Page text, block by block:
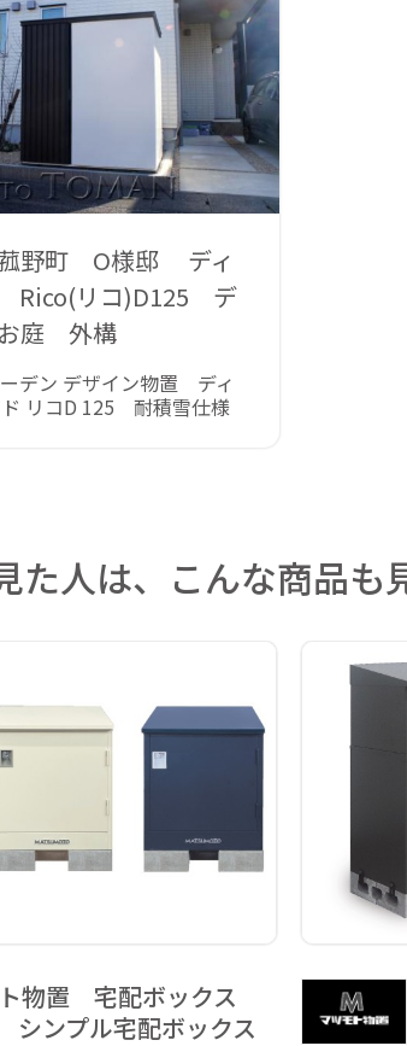
菰野町 O様邸 ディ
Rico(リコ)D125 デ
庭 外構
デン デザイン物置 ディ
リコD 125 耐積雪仕様
た人は、こんな商品も
物置 宅配ボックス
ンプル宅配ボックス